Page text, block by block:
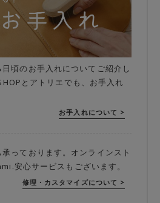
頃のお手入れについてご紹介し
とアトリエでも、お手入れ
お手入れについて >
っております。オンラインスト
安心サービスもございます。
修理・カスタマイズについて >